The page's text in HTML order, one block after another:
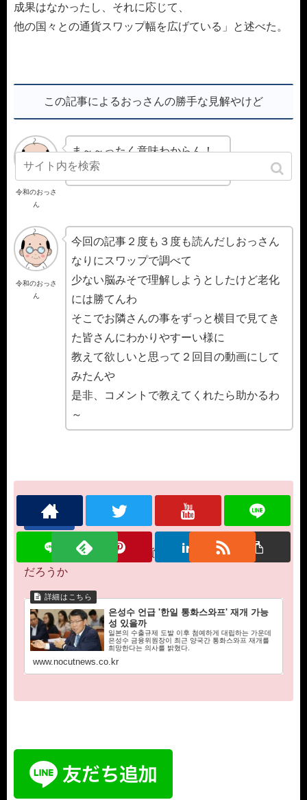
成果はなかったし、それに応じて、
他の国々との通貨スワップ幅を広げている」と述べた。
この記事によるおっさんの勝手な見解やけど
令和のおっさ
ん
ま～～ったく意味わからん！
以上がおっさんの感想ですわ～
令和のおっさ
ん
今回の記事２度も３度も読んだしおっさん
なりにスワップで調べて
少ない脳みそで理解しようとしたけど老化
には勝てんわ
そこでお隣さんの事をずっと横目で見てき
た皆さんにわかりやすーい様に
教えて欲しいと思って２回目の動画にして
みたんや
是非、コメントで教えてくれたら助かるわ
～
引用元
ウンソンス言及「韓日通貨スワップ」再開の可能性
だろうか
은성수 언급 '한일 통화스와프' 재개 가능
성 있을까
일본의 수출규제 도발 이후 첨예하게 대립하는 가운데
은성수 금융위원장이 최근 양국간 통화스와프 재개를
희망한다는 의사를 밝혔다.
www.nocutnews.co.kr